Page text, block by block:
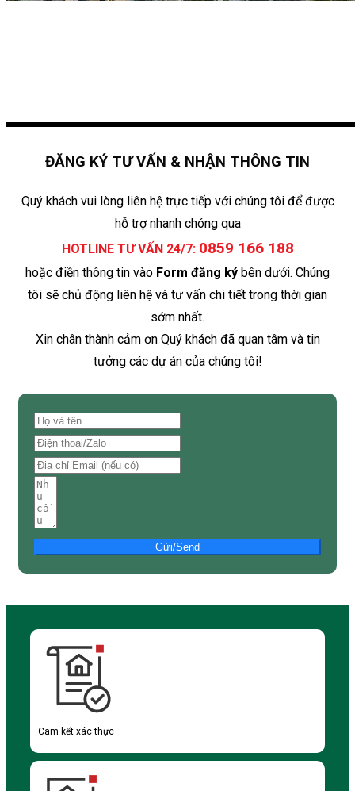
ĐĂNG KÝ TƯ VẤN & NHẬN THÔNG TIN
Quý khách vui lòng liên hệ trực tiếp với chúng tôi để được
hỗ trợ nhanh chóng qua
HOTLINE TƯ VẤN 24/7: 0859 166 188
hoặc điền thông tin vào Form đăng ký bên dưới. Chúng
tôi sẽ chủ động liên hệ và tư vấn chi tiết trong thời gian
sớm nhất.
Xin chân thành cảm ơn Quý khách đã quan tâm và tin
tưởng các dự án của chúng tôi!
Gửi/Send
Cam kết xác thực